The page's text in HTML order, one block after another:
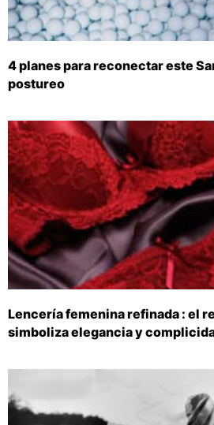
4 planes para reconectar este
postureo
Lencería femenina refinada : el
simboliza elegancia y